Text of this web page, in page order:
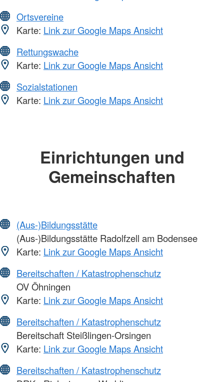
Ortsvereine
Karte: Link zur Google Maps Ansicht
Rettungswache
Karte: Link zur Google Maps Ansicht
Sozialstationen
Karte: Link zur Google Maps Ansicht
Einrichtungen und
Gemeinschaften
(Aus-)Bildungsstätte
(Aus-)Bildungsstätte Radolfzell am Bodensee
Karte: Link zur Google Maps Ansicht
Bereitschaften / Katastrophenschutz
OV Öhningen
Karte: Link zur Google Maps Ansicht
Bereitschaften / Katastrophenschutz
Bereitschaft Steißlingen-Orsingen
Karte: Link zur Google Maps Ansicht
Bereitschaften / Katastrophenschutz